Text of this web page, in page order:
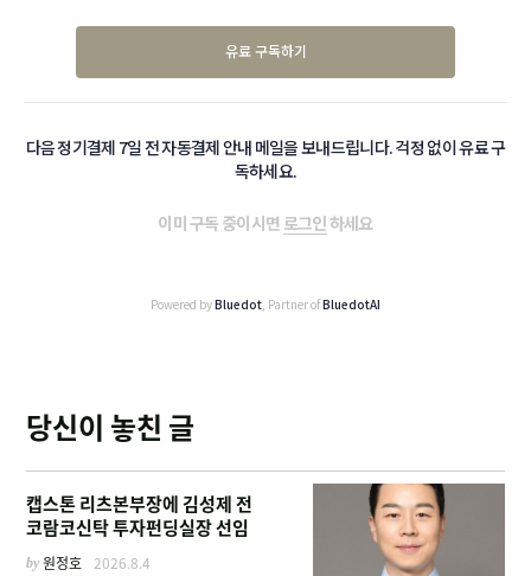
유료 구독하기
다음 정기결제 7일 전 자동결제 안내 메일을 보내드립니다. 걱정 없이 유료 구
독하세요.
이미 구독 중이시면 로그인하세요
Powered byBluedot, Partner ofBluedotAI
당신이 놓친 글
캡스톤 리츠본부장에 김성제 전
코람코신탁 투자펀딩실장 선임
by원정호 2026.8.4